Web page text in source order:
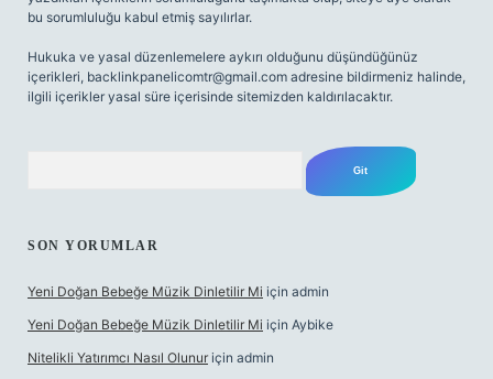
bu sorumluluğu kabul etmiş sayılırlar.
Hukuka ve yasal düzenlemelere aykırı olduğunu düşündüğünüz
içerikleri, backlinkpanelicomtr@gmail.com adresine bildirmeniz halinde,
ilgili içerikler yasal süre içerisinde sitemizden kaldırılacaktır.
SON YORUMLAR
Yeni Doğan Bebeğe Müzik Dinletilir Mi için admin
Yeni Doğan Bebeğe Müzik Dinletilir Mi için Aybike
Nitelikli Yatırımcı Nasıl Olunur için admin